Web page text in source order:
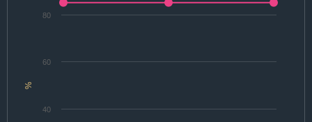
%
40
60
80